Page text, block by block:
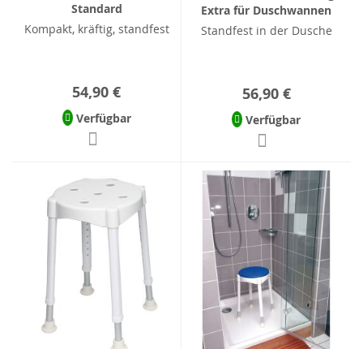
Standard
Kompakt, kräftig, standfest
54,90 €
Verfügbar
Extra für Duschwannen
Standfest in der Dusche
56,90 €
Verfügbar